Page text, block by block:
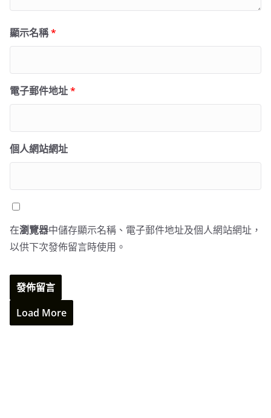
顯示名稱*
電子郵件地址*
個人網站網址
在瀏覽器中儲存顯示名稱、電子郵件地址及個人網站網址，
以供下次發佈留言時使用。
Load More